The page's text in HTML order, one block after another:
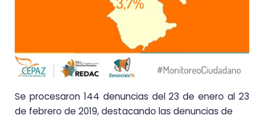
Se procesaron 144 denuncias del 23 de enero al 23
de febrero de 2019, destacando las denuncias de